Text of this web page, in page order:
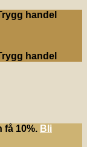
handel
handel
få 10%. Bli